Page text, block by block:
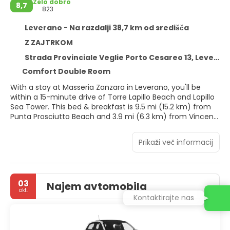
8,7
823
Leverano - Na razdalji 38,7 km od središča
Z ZAJTRKOM
Strada Provinciale Veglie Porto Cesareo 13, Leverano 73010
Comfort Double Room
With a stay at Masseria Zanzara in Leverano, you'll be
within a 15-minute drive of Torre Lapillo Beach and Lapillo
Sea Tower. This bed & breakfast is 9.5 mi (15.2 km) from
Punta Prosciutto Beach and 3.9 mi (6.3 km) from Vincent
Enjoy recreation amenities such as a seasonal outdoor
pool or take in the view from a garden. Additional features
at this bed & breakfast include complimentary wireless
internet access, wedding services, and a fireplace in the
lobby.
Make yourself at home in one of the 19 air-conditioned
rooms featuring flat-screen televisions. Complimentary
wireless internet access keeps you connected, and
Prikaži več informacij
03
okt. Najem avtomobila
Kontaktirajte nas